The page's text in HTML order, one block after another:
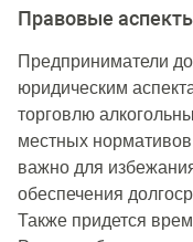
Правовые
Предприниматели
юридическим
торговлю
местных
важно для
обеспечения
Также придется